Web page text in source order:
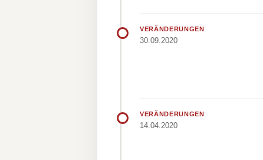
VERÄNDERUNGEN
30.09.2020
VERÄNDERUNGEN
14.04.2020